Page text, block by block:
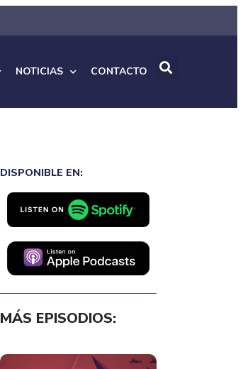
NOTICIAS CONTACTO
DISPONIBLE EN:
MÁS EPISODIOS: